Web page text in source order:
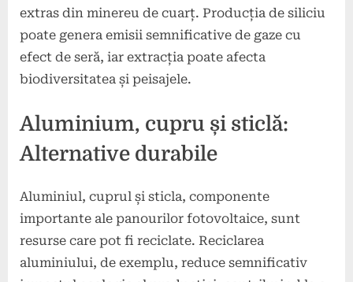
extras din minereu de cuarț. Producția de siliciu
poate genera emisii semnificative de gaze cu
efect de seră, iar extracția poate afecta
biodiversitatea și peisajele.
Aluminium, cupru și sticlă:
Alternative durabile
Aluminiul, cuprul și sticla, componente
importante ale panourilor fotovoltaice, sunt
resurse care pot fi reciclate. Reciclarea
aluminiului, de exemplu, reduce semnificativ